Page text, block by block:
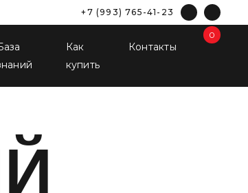
+7 (993) 765-41-23
Как
купить
Контакты
0